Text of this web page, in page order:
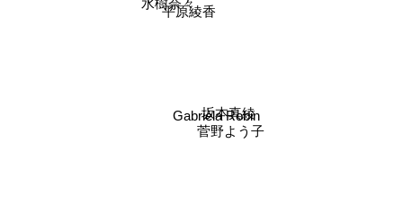
平原綾香
水樹奈々
Gabriela Robin
坂本真綾
菅野よう子